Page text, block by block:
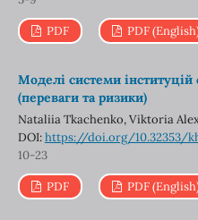
PDF PDF
Моделі системи інституцій
(переваги та ризики)
Nataliia Tkachenko, Viktoria
DOI:https://doi.org/10.32353/
10-23
PDF PDF